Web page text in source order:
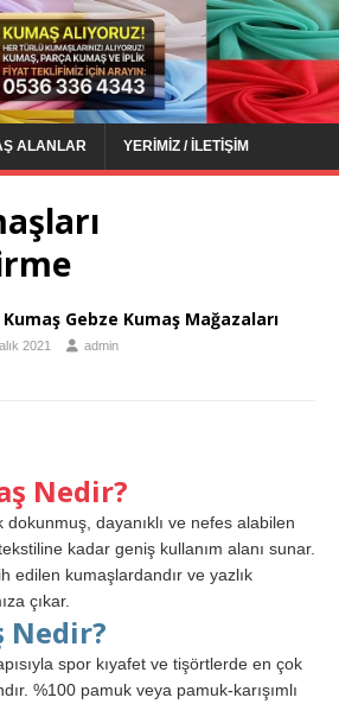
ALANLAR YERIMIZ / İLETIŞIM
Gebze Kumaş Mağazaları
2021 admin
Nedir?
dokunmuş, dayanıklı ve nefes alabilen
kadar geniş kullanım alanı sunar.
edilen kumaşlardandır ve yazlık
çıkar.
Nedir?
spor kıyafet ve tişörtlerde en çok
%100 pamuk veya pamuk-karışımlı